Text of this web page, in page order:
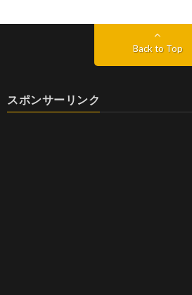
Back to Top
スポンサーリンク